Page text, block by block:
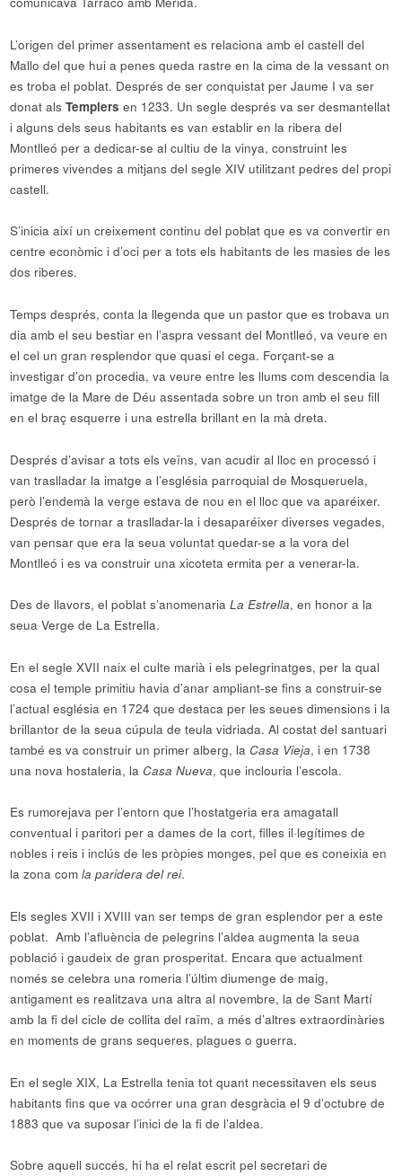
L’origen del primer assentament es relaciona amb el castell del
Mallo del que hui a penes queda rastre en la cima de la vessant on
es troba el poblat. Després de ser conquistat per Jaume I va ser
donat alsTemplers en 1233. Un segle després va ser desmantellat
i alguns dels seus habitants es van establir en la ribera del
Montlleó per a dedicar-se al cultiu de la vinya, construint les
primeres vivendes a mitjans del segle XIV utilitzant pedres del propi
castell.
S’inicia així un creixement continu del poblat que es va convertir en
centre econòmic i d’oci per a tots els habitants de les masies de les
dos riberes.
Temps després, conta la llegenda que un pastor que es trobava un
dia amb el seu bestiar en l’aspra vessant del Montlleó, va veure en
el cel un gran resplendor que quasi el cega. Forçant-se a
investigar d’on procedia, va veure entre les llums com descendia la
imatge de la Mare de Déu assentada sobre un tron amb el seu fill
en el braç esquerre i una estrella brillant en la mà dreta.
Després d’avisar a tots els veïns, van acudir al lloc en processó i
van traslladar la imatge a l’església parroquial de Mosqueruela,
però l’endemà la verge estava de nou en el lloc que va aparéixer.
Després de tornar a traslladar-la i desaparéixer diverses vegades,
van pensar que era la seua voluntat quedar-se a la vora del
Montlleó i es va construir una xicoteta ermita per a venerar-la.
Des de llavors, el poblat s’anomenariaLa Estrella, en honor a la
seua Verge de La Estrella.
En el segle XVII naix el culte marià i els pelegrinatges, per la qual
cosa el temple primitiu havia d’anar ampliant-se fins a construir-se
l’actual església en 1724 que destaca per les seues dimensions i la
brillantor de la seua cúpula de teula vidriada. Al costat del santuari
també es va construir un primer alberg, la Casa Vieja, i en 1738
una nova hostaleria, la Casa Nueva, que inclouria l’escola.
Es rumorejava per l’entorn que l’hostatgeria era amagatall
conventual i paritori per a dames de la cort, filles il·legítimes de
nobles i reis i inclús de les pròpies monges, pel que es coneixia en
la zona comla paridera del rei.
Els segles XVII i XVIII van ser temps de gran esplendor per a este
poblat. Amb l’afluència de pelegrins l’aldea augmenta la seua
població i gaudeix de gran prosperitat. Encara que actualment
només se celebra una romeria l’últim diumenge de maig,
antigament es realitzava una altra al novembre, la de Sant Martí
amb la fi del cicle de collita del raïm, a més d’altres extraordinàries
en moments de grans sequeres, plagues o guerra.
En el segle XIX, La Estrella tenia tot quant necessitaven els seus
habitants fins que va ocórrer una gran desgràcia el 9 d’octubre de
1883 que va suposar l’inici de la fi de l’aldea.
Sobre aquell succés, hi ha el relat escrit pel secretari de